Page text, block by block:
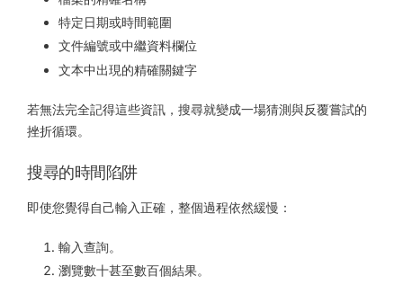
特定日期或時間範圍
文件編號或中繼資料欄位
文本中出現的精確關鍵字
若無法完全記得這些資訊，搜尋就變成一場猜測與反覆嘗試的
挫折循環。
搜尋的時間陷阱
即使您覺得自己輸入正確，整個過程依然緩慢：
輸入查詢。
瀏覽數十甚至數百個結果。